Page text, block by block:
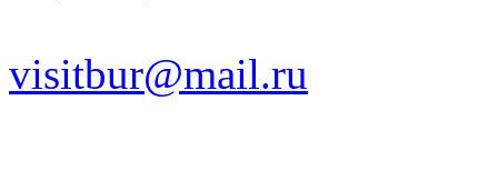
visitbur@mail.ru